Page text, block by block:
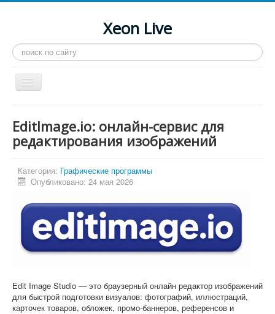
Xeon Live
Искать...
Toggle
Navigation
LGA 2011-3
Процессоры
Рейтинги
Конференция
Системные программы
EditImage.io: онлайн-сервис для
редактирования изображений
Категория: Графические программы
Опубликовано: 24 мая 2026
Edit Image Studio — это браузерный онлайн редактор изображений
для быстрой подготовки визуалов: фотографий, иллюстраций,
карточек товаров, обложек, промо-баннеров, референсов и